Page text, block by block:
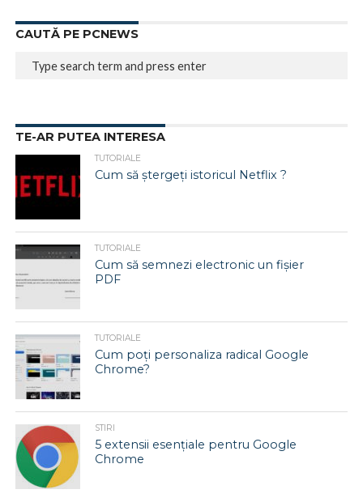
CAUTĂ PE PCNEWS
TE-AR PUTEA INTERESA
TUTORIALE
Cum să ștergeți istoricul Netflix ?
TUTORIALE
Cum să semnezi electronic un fișier
PDF
TUTORIALE
Cum poți personaliza radical Google
Chrome?
STIRI
5 extensii esențiale pentru Google
Chrome